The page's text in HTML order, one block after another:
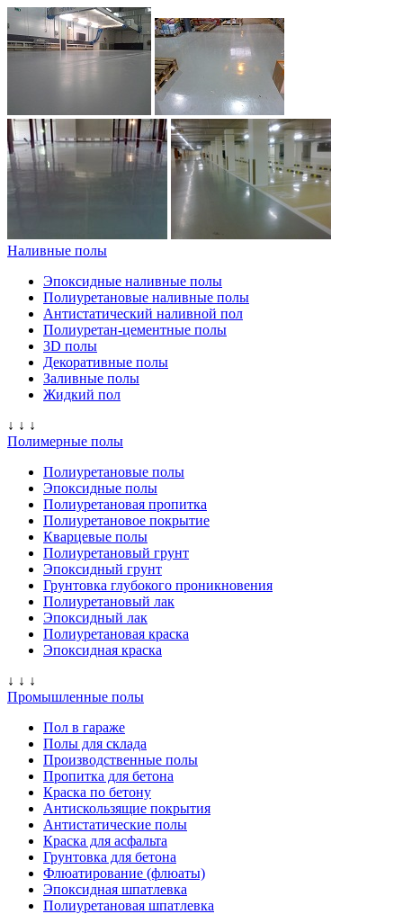
Наливные полы
Эпоксидные наливные полы
Полиуретановые наливные полы
Антистатический наливной пол
Полиуретан-цементные полы
3D полы
Декоративные полы
Заливные полы
Жидкий пол
↓ ↓ ↓
Полимерные полы
Полиуретановые полы
Эпоксидные полы
Полиуретановая пропитка
Полиуретановое покрытие
Кварцевые полы
Полиуретановый грунт
Эпоксидный грунт
Грунтовка глубокого проникновения
Полиуретановый лак
Эпоксидный лак
Полиуретановая краска
Эпоксидная краска
↓ ↓ ↓
Промышленные полы
Пол в гараже
Полы для склада
Производственные полы
Пропитка для бетона
Краска по бетону
Антискользящие покрытия
Антистатические полы
Краска для асфальта
Грунтовка для бетона
Флюатирование (флюаты)
Эпоксидная шпатлевка
Полиуретановая шпатлевка